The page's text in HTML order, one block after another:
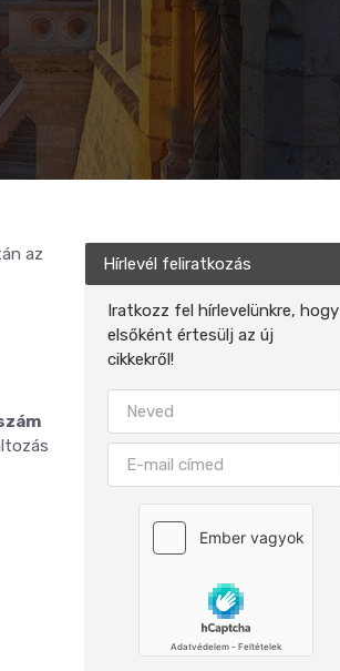
az
Hírlevél feliratkozás
Iratkozz fel hírlevelünkre, hogy
elsőként értesülj az új
cikkekről!